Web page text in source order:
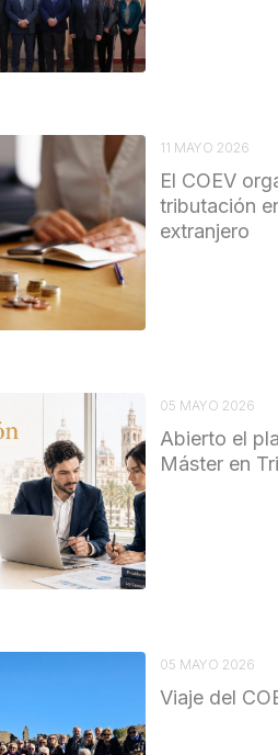
11 MAYO 2026
El COEV
tributación
extranjero
05 MAYO 2026
Abierto el
Máster en
05 MAYO 2026
Viaje del